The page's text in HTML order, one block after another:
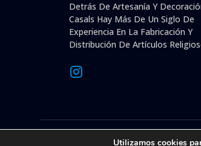
Detrás De Artesanía Y
Casals Hay Más De Un Siglo De
Experiencia En La Fabricación Y
Distribución De Artículos
© 2026 © 1992-presente Artesanía y
Utilizamos cookies